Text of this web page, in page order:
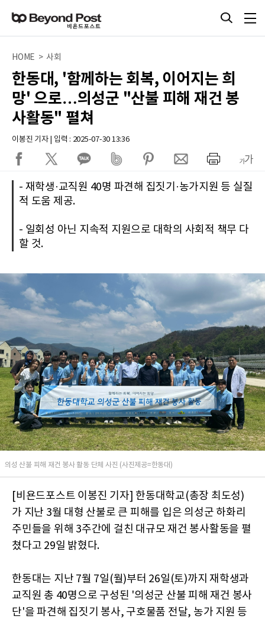
HOME > 사회
한동대, '함께하는 회복, 이어지는 희
망' 으로…의성군 "산불 피해 재건 봉
사활동" 펼쳐
이봉진 기자 | 입력 : 2025-07-30 13:36
- 재학생·교직원 40명 파견해 집짓기·농가지원 등 실질
적 도움 제공.
- 일회성 아닌 지속적 지원으로 대학의 사회적 책무 다
할 것.
의성 산불 피해 재건 봉사 활동 단체 사진 (사진제공=한동대)
[비욘드포스트 이봉진 기자] 한동대학교(총장 최도성)
가 지난 3월 대형 산불로 큰 피해를 입은 의성군 하화리
주민들을 위해 3주간에 걸친 대규모 재건 봉사활동을 펼
쳤다고 29일 밝혔다.
한동대는 지난 7월 7일(월)부터 26일(토)까지 재학생과
교직원 총 40명으로 구성된 '의성군 산불 피해 재건 봉사
단'을 파견해 집짓기 봉사, 구호물품 전달, 농가 지원 등